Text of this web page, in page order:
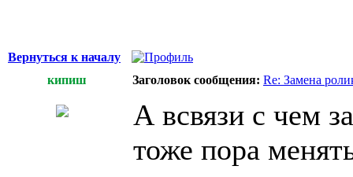
Вернуться к началу
кипиш
Заголовок сообщения: Re: Замена
А всвязи с чем
тоже пора